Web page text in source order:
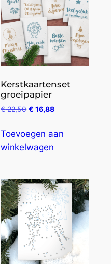
Kerstkaartenset
groeipapier
€22,50 € 16,88
Toevoegen aan
winkelwagen